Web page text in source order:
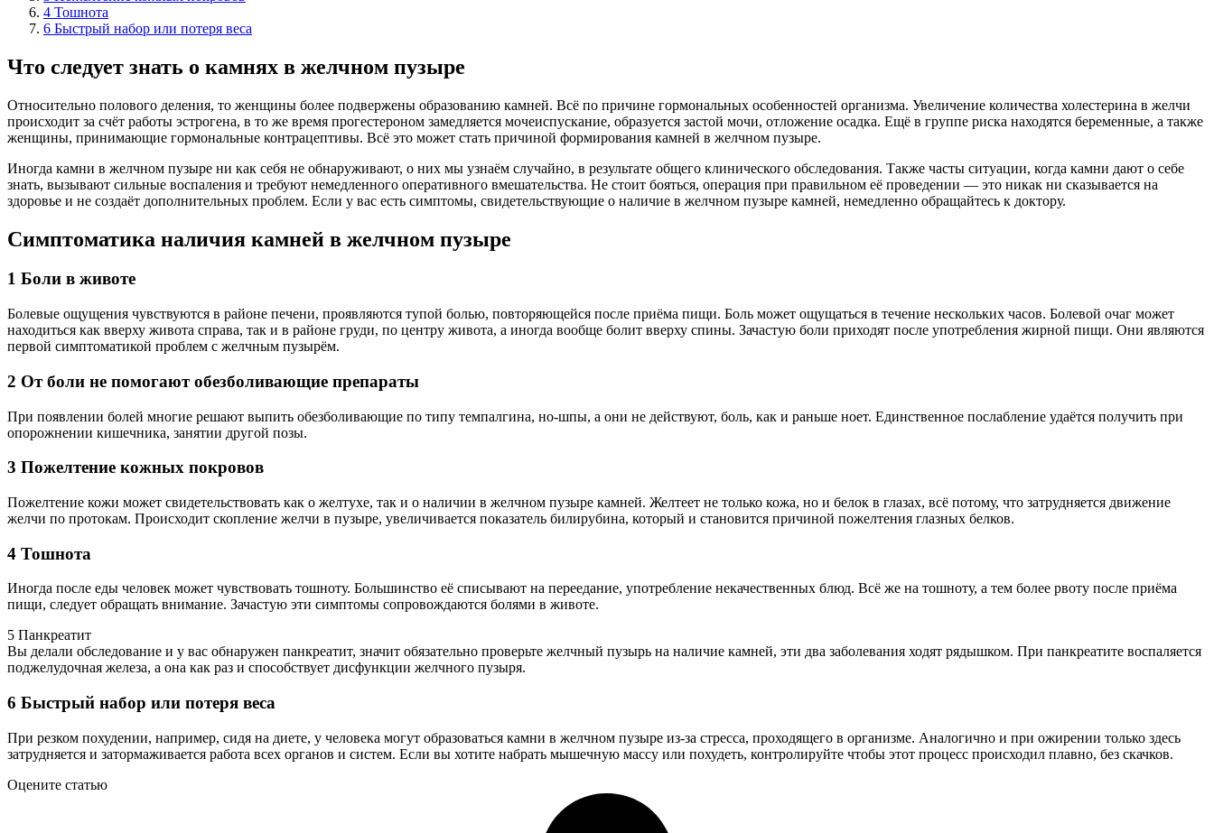
4 Тошнота
6 Быстрый набор или потеря веса
Что следует знать о камнях в желчном пузыре
Относительно полового деления, то женщины более подвержены образованию камней. Всё по причине гормональных особенностей организма. Увеличение количества холестерина в желчи
происходит за счёт работы эстрогена, в то же время прогестероном замедляется мочеиспускание, образуется застой мочи, отложение осадка. Ещё в группе риска находятся беременные, а также
женщины, принимающие гормональные контрацептивы. Всё это может стать причиной формирования камней в желчном пузыре.
Иногда камни в желчном пузыре ни как себя не обнаруживают, о них мы узнаём случайно, в результате общего клинического обследования. Также часты ситуации, когда камни дают о себе
знать, вызывают сильные воспаления и требуют немедленного оперативного вмешательства. Не стоит бояться, операция при правильном её проведении — это никак ни сказывается на
здоровье и не создаёт дополнительных проблем. Если у вас есть симптомы, свидетельствующие о наличие в желчном пузыре камней, немедленно обращайтесь к доктору.
Симптоматика наличия камней в желчном пузыре
1 Боли в животе
Болевые ощущения чувствуются в районе печени, проявляются тупой болью, повторяющейся после приёма пищи. Боль может ощущаться в течение нескольких часов. Болевой очаг может
находиться как вверху живота справа, так и в районе груди, по центру живота, а иногда вообще болит вверху спины. Зачастую боли приходят после употребления жирной пищи. Они являются
первой симптоматикой проблем с желчным пузырём.
2 От боли не помогают обезболивающие препараты
При появлении болей многие решают выпить обезболивающие по типу темпалгина, но-шпы, а они не действуют, боль, как и раньше ноет. Единственное послабление удаётся получить при
опорожнении кишечника, занятии другой позы.
3 Пожелтение кожных покровов
Пожелтение кожи может свидетельствовать как о желтухе, так и о наличии в желчном пузыре камней. Желтеет не только кожа, но и белок в глазах, всё потому, что затрудняется движение
желчи по протокам. Происходит скопление желчи в пузыре, увеличивается показатель билирубина, который и становится причиной пожелтения глазных белков.
4 Тошнота
Иногда после еды человек может чувствовать тошноту. Большинство её списывают на переедание, употребление некачественных блюд. Всё же на тошноту, а тем более рвоту после приёма
пищи, следует обращать внимание. Зачастую эти симптомы сопровождаются болями в животе.
5 Панкреатит
Вы делали обследование и у вас обнаружен панкреатит, значит обязательно проверьте желчный пузырь на наличие камней, эти два заболевания ходят рядышком. При панкреатите воспаляется
поджелудочная железа, а она как раз и способствует дисфункции желчного пузыря.
6 Быстрый набор или потеря веса
При резком похудении, например, сидя на диете, у человека могут образоваться камни в желчном пузыре из-за стресса, проходящего в организме. Аналогично и при ожирении только здесь
затрудняется и затормаживается работа всех органов и систем. Если вы хотите набрать мышечную массу или похудеть, контролируйте чтобы этот процесс происходил плавно, без скачков.
Оцените статью